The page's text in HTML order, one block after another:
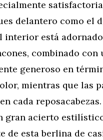
delantero como el
interior está
combinado con
generoso en
mientras que las
cada
gran acierto
de esta berlina de